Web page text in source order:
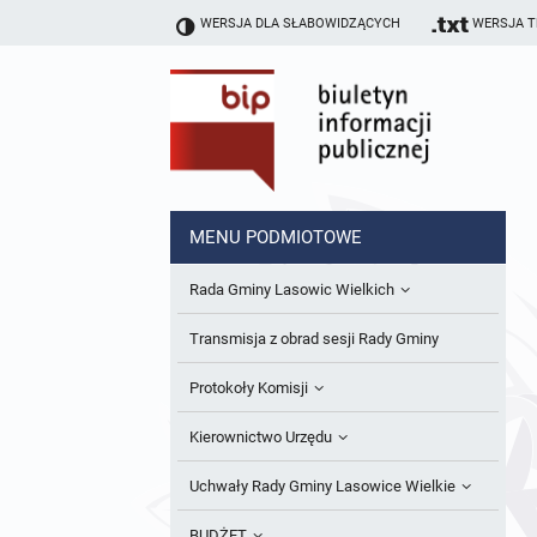
WERSJA DLA SŁABOWIDZĄCYCH WERSJA
MENU PODMIOTOWE
Rada Gminy Lasowic Wielkich
Sesje Rady Gminy
Skład Rady Gminy
Interpelacje i Zapytania Radnych
Komisje Rady Gminy i informacja o
Transmisja z obrad sesji Rady Gminy
Protokoły Komisji
Komisja Budżetu i Finansów
Komisja Oświatowa
Kierownictwo Urzędu
Wójt
Uchwały Rady Gminy Lasowice Wielkie